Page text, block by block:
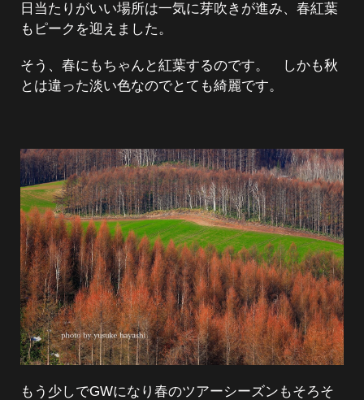
日当たりがいい場所は一気に芽吹きが進み、春紅葉
もピークを迎えました。
そう、春にもちゃんと紅葉するのです。 しかも秋
とは違った淡い色なのでとても綺麗です。
もう少しでGWになり春のツアーシーズンもそろそ